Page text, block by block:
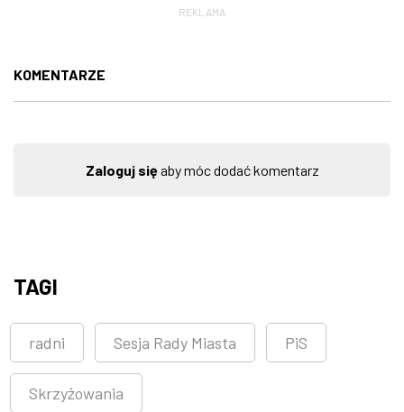
REKLAMA
KOMENTARZE
Zaloguj sięaby móc dodać komentarz
TAGI
radni Sesja Rady Miasta PiS
Skrzyżowania